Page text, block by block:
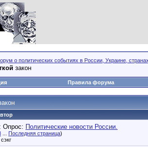
о политических событиях в России, Украине,
закон
Правила форума
Опрос: Политические новости России.
Последняя страница)